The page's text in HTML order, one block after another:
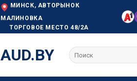
МИНСК, АВТОРЫНОК
МАЛИНОВКА
ТОРГОВОЕ МЕСТО 48/2А
AUD.BY Искать: